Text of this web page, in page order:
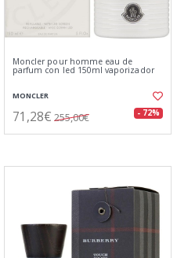
Moncler pour homme eau de
parfum con led 150ml vaporizador
MONCLER
71,28€ 255,00€ - 72%